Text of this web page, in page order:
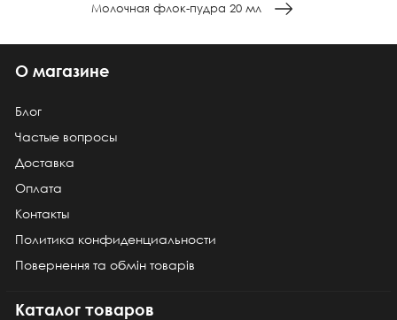
Молочная флок-пудра 20 мл
О магазине
Блог
Частые вопросы
Доставка
Оплата
Контакты
Политика конфиденциальности
Повернення та обмін товарів
Каталог товаров